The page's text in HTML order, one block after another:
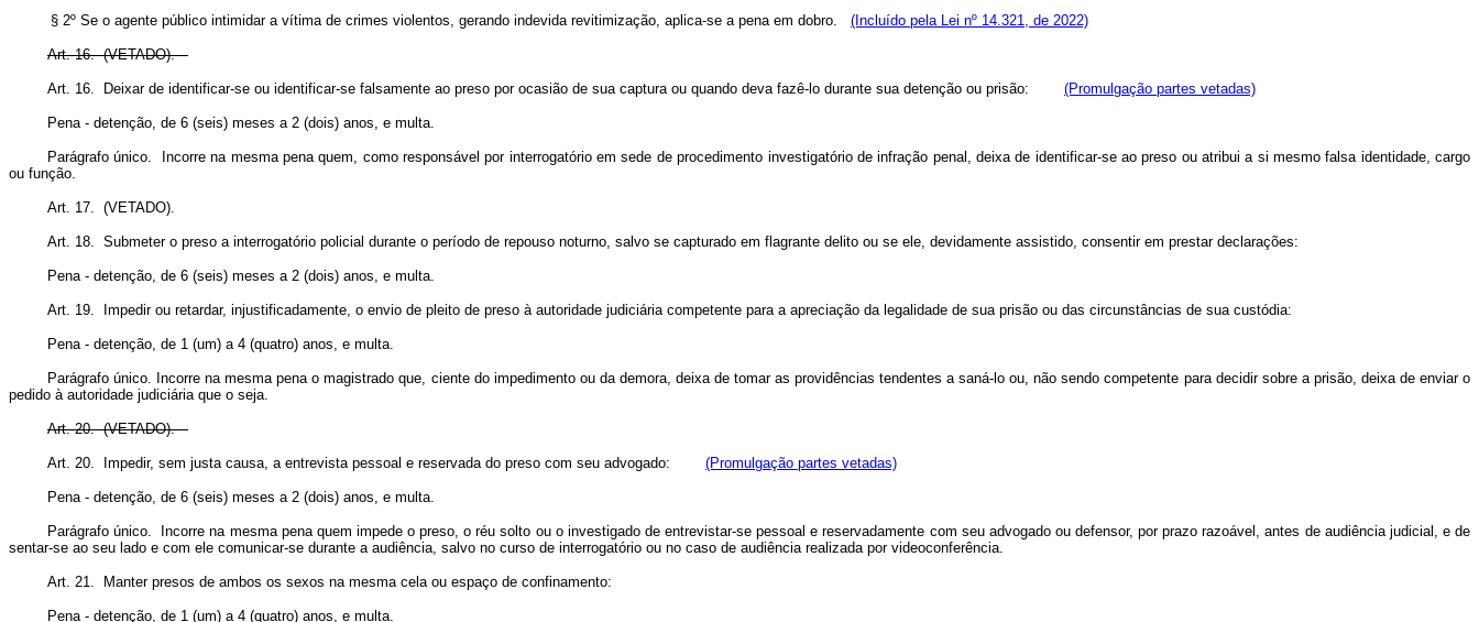
§ 2º Se o agente público intimidar a vítima de crimes violentos, gerando indevida revitimização, aplica-se a pena em dobro. (Incluído pela Lei nº 14.321, de 2022)
Art. 16. (VETADO).
Art. 16. Deixar de identificar-se ou identificar-se falsamente ao preso por ocasião de sua captura ou quando deva fazê-lo durante sua detenção ou prisão: (Promulgação partes vetadas)
Pena - detenção, de 6 (seis) meses a 2 (dois) anos, e multa.
Parágrafo único. Incorre na mesma pena quem, como responsável por interrogatório em sede de procedimento investigatório de infração penal, deixa de identificar-se ao preso ou atribui a si mesmo falsa identidade, cargo
ou função.
Art. 17. (VETADO).
Art. 18. Submeter o preso a interrogatório policial durante o período de repouso noturno, salvo se capturado em flagrante delito ou se ele, devidamente assistido, consentir em prestar declarações:
Pena - detenção, de 6 (seis) meses a 2 (dois) anos, e multa.
Art. 19. Impedir ou retardar, injustificadamente, o envio de pleito de preso à autoridade judiciária competente para a apreciação da legalidade de sua prisão ou das circunstâncias de sua custódia:
Pena - detenção, de 1 (um) a 4 (quatro) anos, e multa.
Parágrafo único. Incorre na mesma pena o magistrado que, ciente do impedimento ou da demora, deixa de tomar as providências tendentes a saná-lo ou, não sendo competente para decidir sobre a prisão, deixa de enviar o
pedido à autoridade judiciária que o seja.
Art. 20. (VETADO).
Art. 20. Impedir, sem justa causa, a entrevista pessoal e reservada do preso com seu advogado: (Promulgação partes vetadas)
Pena - detenção, de 6 (seis) meses a 2 (dois) anos, e multa.
Parágrafo único. Incorre na mesma pena quem impede o preso, o réu solto ou o investigado de entrevistar-se pessoal e reservadamente com seu advogado ou defensor, por prazo razoável, antes de audiência judicial, e de
sentar-se ao seu lado e com ele comunicar-se durante a audiência, salvo no curso de interrogatório ou no caso de audiência realizada por videoconferência.
Art. 21. Manter presos de ambos os sexos na mesma cela ou espaço de confinamento:
Pena - detenção, de 1 (um) a 4 (quatro) anos, e multa.